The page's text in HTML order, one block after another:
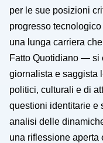
per le sue posizioni
progresso
una lunga carriera
Fatto Quotidiano — si
giornalista e saggista
politici, culturali e di
questioni identitarie e
analisi delle
una riflessione aperta